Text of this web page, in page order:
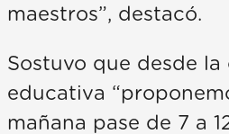
maestros”, destacó.
Sostuvo que desde la
educativa
mañana pase de 7 a